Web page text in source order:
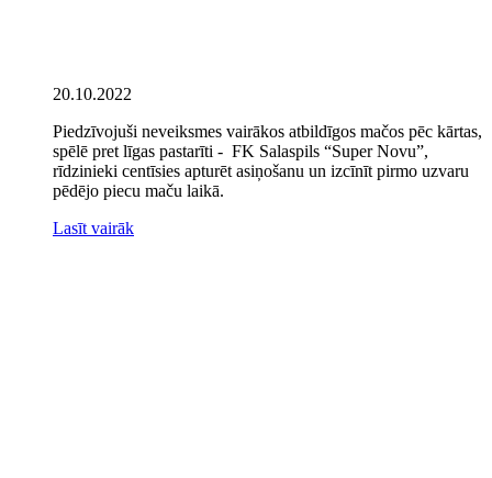
20.10.2022
Piedzīvojuši neveiksmes vairākos atbildīgos mačos pēc kārtas,
spēlē pret līgas pastarīti - FK Salaspils “Super Novu”,
rīdzinieki centīsies apturēt asiņošanu un izcīnīt pirmo uzvaru
pēdējo piecu maču laikā.
Lasīt vairāk